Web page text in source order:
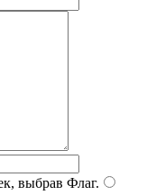
выбрав Флаг.